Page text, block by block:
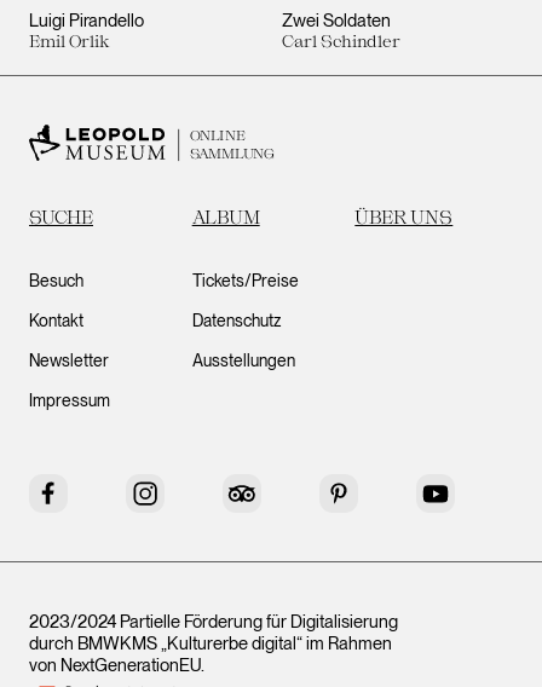
Luigi Pirandello
Emil Orlik
Zwei Soldaten
Carl Schindler
ONLINE
SAMMLUNG
SUCHE ALBUM ÜBER UNS
Besuch
Kontakt
Newsletter
Impressum
Tickets/Preise
Datenschutz
Ausstellungen
Facebook Instagram Tripadvisor Pinterest YouTube
2023/2024 Partielle Förderung für Digitalisierung
durch BMWKMS „Kulturerbe digital“ im Rahmen
von NextGenerationEU.